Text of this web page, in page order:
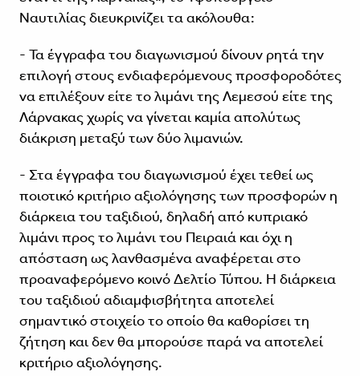
Ναυτιλίας διευκρινίζει τα ακόλουθα:
- Τα έγγραφα του διαγωνισμού δίνουν ρητά την
επιλογή στους ενδιαφερόμενους προσφοροδότες
να επιλέξουν είτε το λιμάνι της Λεμεσού είτε της
Λάρνακας χωρίς να γίνεται καμία απολύτως
διάκριση μεταξύ των δύο λιμανιών.
- Στα έγγραφα του διαγωνισμού έχει τεθεί ως
ποιοτικό κριτήριο αξιολόγησης των προσφορών η
διάρκεια του ταξιδιού, δηλαδή από κυπριακό
λιμάνι προς το λιμάνι του Πειραιά και όχι η
απόσταση ως λανθασμένα αναφέρεται στο
προαναφερόμενο κοινό Δελτίο Τύπου. Η διάρκεια
του ταξιδιού αδιαμφισβήτητα αποτελεί
σημαντικό στοιχείο το οποίο θα καθορίσει τη
ζήτηση και δεν θα μπορούσε παρά να αποτελεί
κριτήριο αξιολόγησης.